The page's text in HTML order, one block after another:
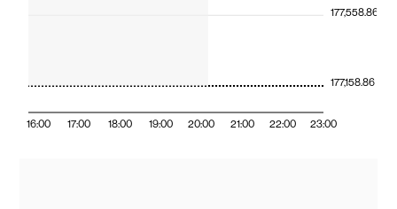
16:00 17:00 18:00 19:00 20:00 21:00 22:00 23:00
177,158.86
177,558.86